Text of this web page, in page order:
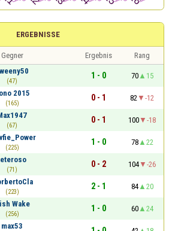
ERGEBNISSE
Gegner Ergebnis
Rang
(47)
1 - 0 70
15
2015
(165)
0 - 1 82
-12
(67)
0 - 1 100
-18
(225)
1 - 0 78
22
(71)
0 - 2 104
-26
(223)
2 - 1 84
20
Wake
(256)
1 - 0 60
24
max53